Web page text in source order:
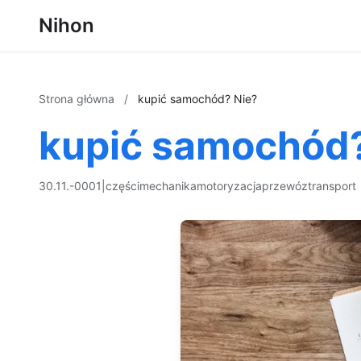
Nihon
Strona główna / kupić samochód? Nie?
kupić
30.11.-0001 częścimechanikamotoryzacjaprzewóztransport